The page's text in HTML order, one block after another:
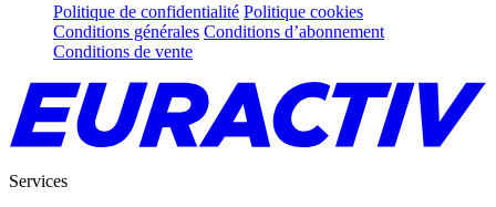
Politique de confidentialité Politique cookies
Conditions générales Conditions d’abonnement
Conditions de vente
Services